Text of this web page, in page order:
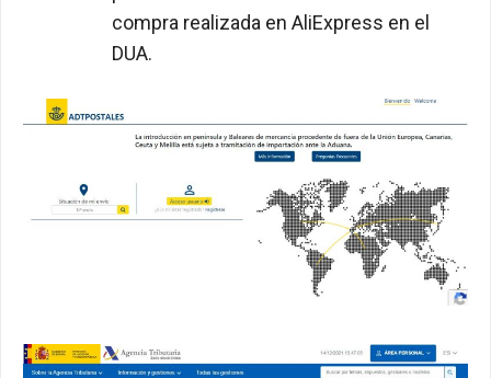
compra realizada en AliExpress en el
DUA.